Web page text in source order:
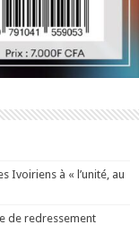
Ivoiriens à « l’unité, au
de redressement